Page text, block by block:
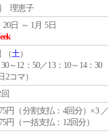
理恵子
20日 ～ 1月 5日
（土）
～12：50／13：10～14：30
2コマ）
円（分割支払：4回分）×3
円（一括支払：12回分）